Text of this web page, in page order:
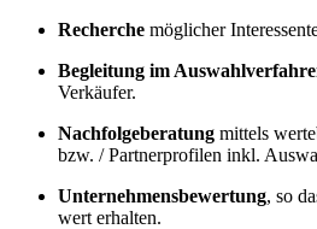
Recher­che mög­li­cher
Beglei­tung im
Ver­käu­fer.
Nach­fol­ge­be­ra­tung mit­tels
bzw. / Part­ner­pro­fi­len inkl.
Unter­neh­mens­be­wer­tung, so
wert erhal­ten.